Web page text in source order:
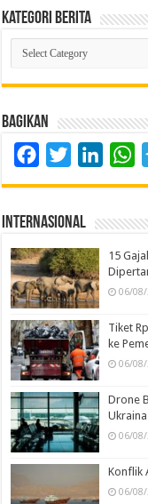
Kategori Berita
Kategori
Berita
Bagikan
FacebookTwitter
Internasional
15
06/
Tiket
ke
06/
Drone
Ukraina
06/
Konflik
06/